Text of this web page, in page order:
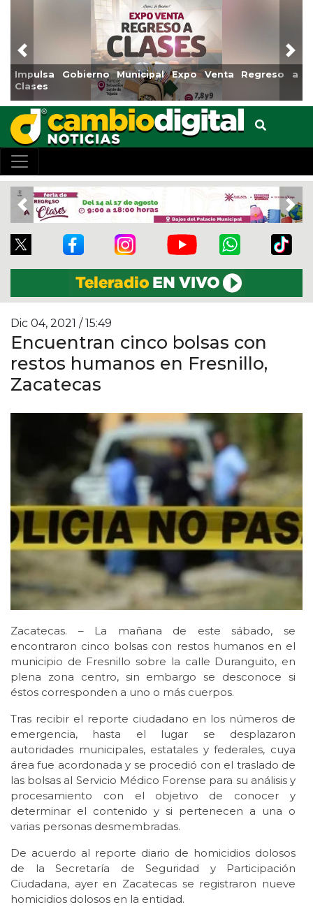
Gobierno Municipal Expo Venta Regreso a
Previous
Previous
Dic 04, 2021 / 15:49
Encuentran cinco bolsas con
restos humanos en Fresnillo,
Zacatecas
Zacatecas. – La mañana de este sábado, se
encontraron cinco bolsas con restos humanos en el
municipio de Fresnillo sobre la calle Duranguito, en
plena zona centro, sin embargo se desconoce si
éstos corresponden a uno o más cuerpos.
Tras recibir el reporte ciudadano en los números de
emergencia, hasta el lugar se desplazaron
autoridades municipales, estatales y federales, cuya
área fue acordonada y se procedió con el traslado de
las bolsas al Servicio Médico Forense para su análisis y
procesamiento con el objetivo de conocer y
determinar el contenido y si pertenecen a una o
varias personas desmembradas.
De acuerdo al reporte diario de homicidios dolosos
de la Secretaría de Seguridad y Participación
Ciudadana, ayer en Zacatecas se registraron nueve
homicidios dolosos en la entidad.